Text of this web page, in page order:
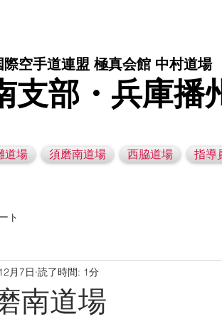
際空手道連盟 極真会館 中村道場
支部・兵庫播
道場 須磨南道場 西脇道場 指導
ト
南道場
月7日 読了時間: 1分